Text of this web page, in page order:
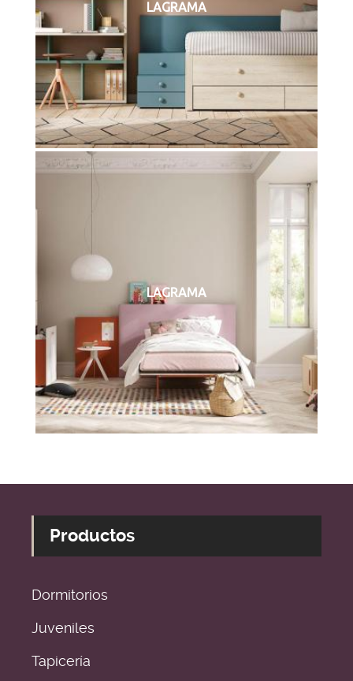
LAGRAMA
LAGRAMA
Productos
Dormitorios
Juveniles
Tapicería